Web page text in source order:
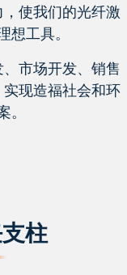
使我们的光纤激
工具。
市场开发、销售
现造福社会和环
柱